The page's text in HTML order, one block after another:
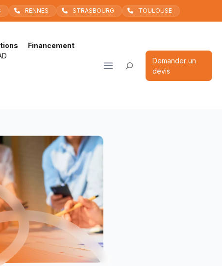
RENNES STRASBOURG TOULOUSE
Financement
Demander un
devis